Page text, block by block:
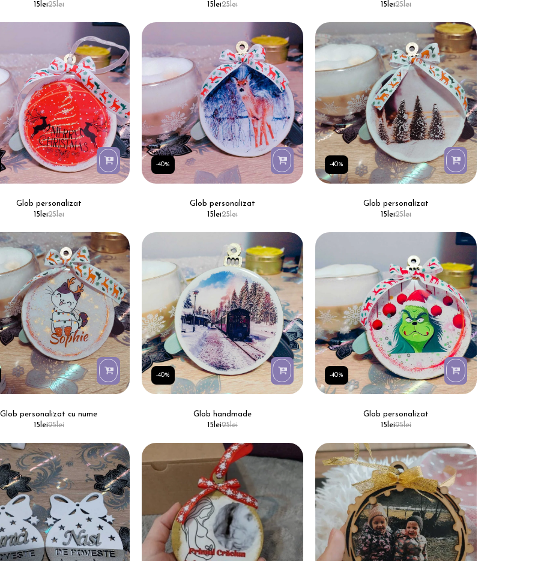
25lei
15 lei
25lei
15 lei
25lei
15 lei
Glob personalizat
25lei
15 lei
-40%
Glob personalizat
25lei
15 lei
-40%
Glob personalizat
25lei
15 lei
Glob personalizat cu nume
25lei
15 lei
-40%
Glob handmade
25lei
15 lei
-40%
Glob personalizat
25lei
15 lei